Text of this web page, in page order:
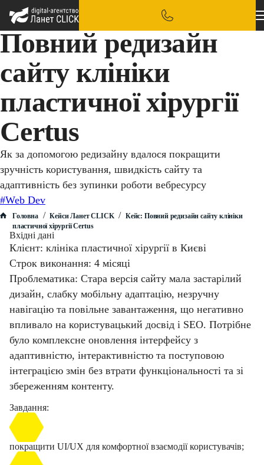
Повний редизайн
сайту клініки
пластичної хірургії
Certus
Як за допомогою редизайну вдалося покращити
зручність користування, швидкість сайту та
адаптивність без зупинки роботи вебресурсу
#Web Dev
Головна / Кейси Ланет CLICK / Кейс: Повний редизайн сайту клініки
пластичної хірургії Certus
Вхідні дані
Клієнт: клініка пластичної хірургії в Києві
Строк виконання: 4 місяці
Проблематика: Стара версія сайту мала застарілий
дизайн, слабку мобільну адаптацію, незручну
навігацію та повільне завантаження, що негативно
впливало на користувацький досвід і SEO. Потрібне
було комплексне оновлення інтерфейсу з
адаптивністю, інтерактивністю та поступовою
інтеграцією змін без втрати функціональності та зі
збереженням контенту.
Завдання:
покращити UI/UX для комфортної взаємодії користувачів;